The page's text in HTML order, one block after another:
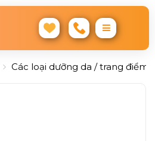
Các loại dưỡng da / trang điểm